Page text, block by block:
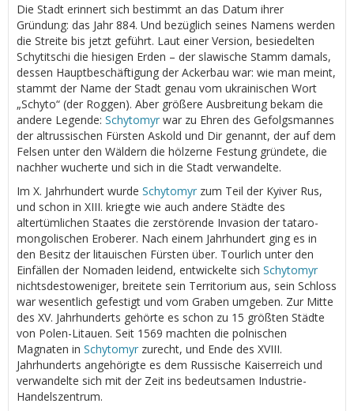
Die Stadt erinnert sich bestimmt an das Datum ihrer
Gründung: das Jahr 884. Und bezüglich seines Namens werden
die Streite bis jetzt geführt. Laut einer Version, besiedelten
Schytitschi die hiesigen Erden – der slawische Stamm damals,
dessen Hauptbeschäftigung der Ackerbau war: wie man meint,
stammt der Name der Stadt genau vom ukrainischen Wort
„Schyto“ (der Roggen). Aber größere Ausbreitung bekam die
andere Legende: Schytomyr war zu Ehren des Gefolgsmannes
der altrussischen Fürsten Askold und Dir genannt, der auf dem
Felsen unter den Wäldern die hölzerne Festung gründete, die
nachher wucherte und sich in die Stadt verwandelte.
Im Х. Jahrhundert wurde Schytomyr zum Teil der Kyiver Rus,
und schon in XIII. kriegte wie auch andere Städte des
altertümlichen Staates die zerstörende Invasion der tataro-
mongolischen Eroberer. Nach einem Jahrhundert ging es in
den Besitz der litauischen Fürsten über. Tourlich unter den
Einfällen der Nomaden leidend, entwickelte sich Schytomyr
nichtsdestoweniger, breitete sein Territorium aus, sein Schloss
war wesentlich gefestigt und vom Graben umgeben. Zur Mitte
des XV. Jahrhunderts gehörte es schon zu 15 größten Städte
von Polen-Litauen. Seit 1569 machten die polnischen
Magnaten in Schytomyr zurecht, und Ende des XVIII.
Jahrhunderts angehörigte es dem Russische Kaiserreich und
verwandelte sich mit der Zeit ins bedeutsamen Industrie-
Handelszentrum.